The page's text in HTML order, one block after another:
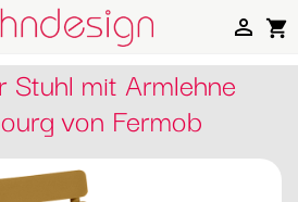
shopping_cart

Stuhl mit Armlehne
von Fermob